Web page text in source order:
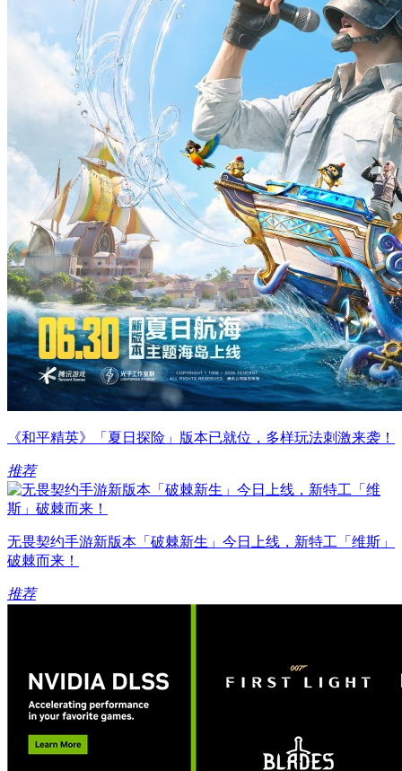
《和平精英》「夏日探险」版本已就位，多样玩法刺激来袭！
推荐
无畏契约手游新版本「破棘新生」今日上线，新特工「维斯」
破棘而来！
推荐